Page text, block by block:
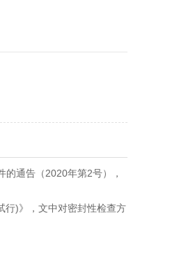
的通告（2020年第2号），
行)》，文中对密封性检查方